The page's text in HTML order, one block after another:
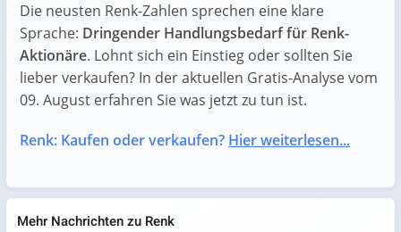
Die neusten Renk-Zahlen sprechen eine klare
Sprache: Dringender Handlungsbedarf für Renk-
Aktionäre. Lohnt sich ein Einstieg oder sollten Sie
lieber verkaufen? In der aktuellen Gratis-Analyse vom
09. August erfahren Sie was jetzt zu tun ist.
Renk: Kaufen oder verkaufen? Hier weiterlesen...
Mehr Nachrichten zu Renk